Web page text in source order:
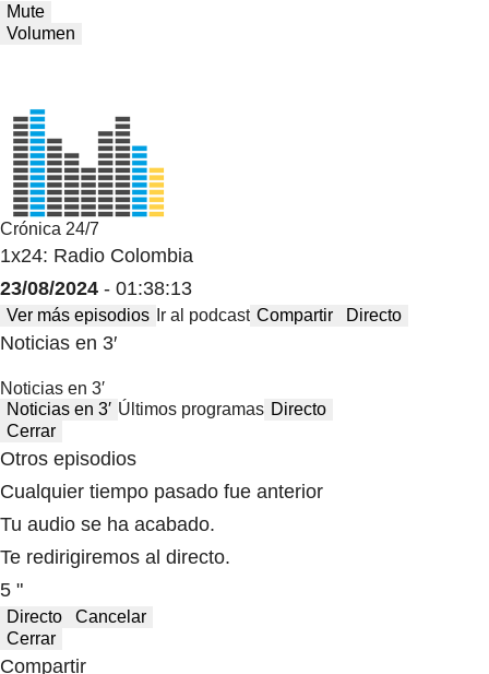
Mute
Volumen
Crónica 24/7
1x24: Radio Colombia
23/08/2024 - 01:38:13
Ver más episodios Ir al podcast Compartir Directo
Noticias en 3′
Noticias en 3′
Noticias en 3′ Últimos programas Directo
Cerrar
Otros episodios
Cualquier tiempo pasado fue anterior
Tu audio se ha acabado.
Te redirigiremos al directo.
5 "
Directo
Cancelar
Cerrar
Compartir